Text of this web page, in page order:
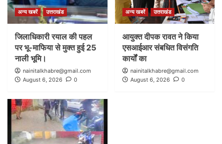
अन्य खबरें उत्तराखंड
जिलाधिकारी रयाल की पहल
पर भू-माफिया से मुक्त हुई 25
नाली भूमि।
nainitalkhabre@gmail.com
August 6, 2026
0
अन्य खबरें उत्तराखंड
आयुक्त दीपक रावत ने किया
एसआईआर संबधित विसंगति
कार्यों का
nainitalkhabre@gmail.com
August 6, 2026
0